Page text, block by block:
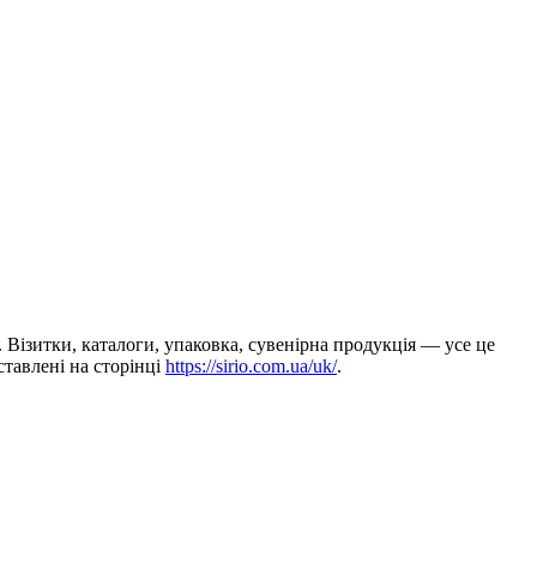
Візитки, каталоги, упаковка, сувенірна продукція — усе це
на сторінці https://sirio.com.ua/uk/.